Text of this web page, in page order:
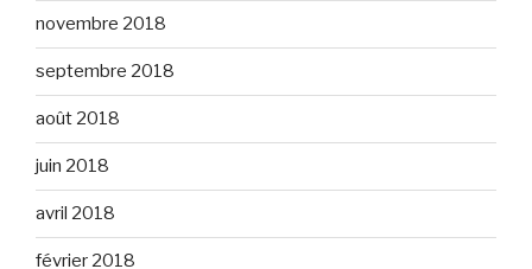
novembre 2018
septembre 2018
août 2018
juin 2018
avril 2018
février 2018